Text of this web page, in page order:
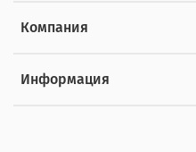
Компания
Информация